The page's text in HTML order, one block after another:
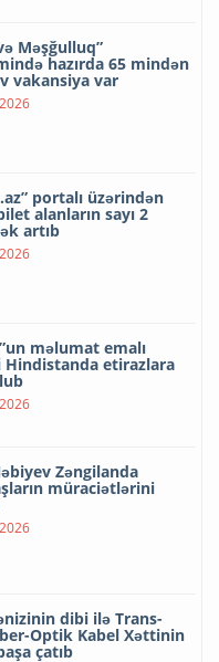
Məşğulluq”
hazırda 65 mindən
vakansiya var
portalı üzərindən
alanların sayı 2
artıb
məlumat emalı
Hindistanda etirazlara
Zəngilanda
müraciətlərini
dibi ilə Trans-
Optik Kabel Xəttinin
çatıb